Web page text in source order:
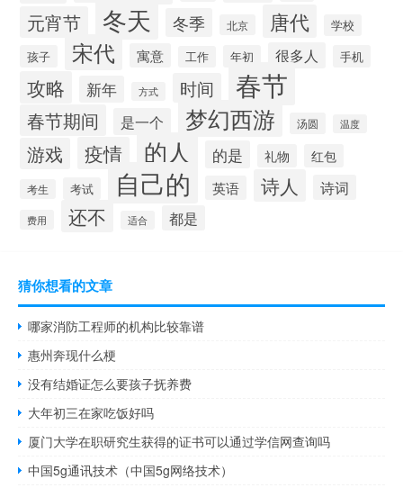
元宵节 冬天 冬季 北京 唐代 学校
孩子 宋代 寓意 工作 年初 很多人 手机
攻略 新年 方式 时间 春节
春节期间 是一个 梦幻西游 汤圆 温度
游戏 疫情 的人 的是 礼物 红包
考生 考试 自己的 英语 诗人 诗词
费用 还不 适合 都是
猜你想看的文章
哪家消防工程师的机构比较靠谱
惠州奔现什么梗
没有结婚证怎么要孩子抚养费
大年初三在家吃饭好吗
厦门大学在职研究生获得的证书可以通过学信网查询吗
中国5g通讯技术（中国5g网络技术）